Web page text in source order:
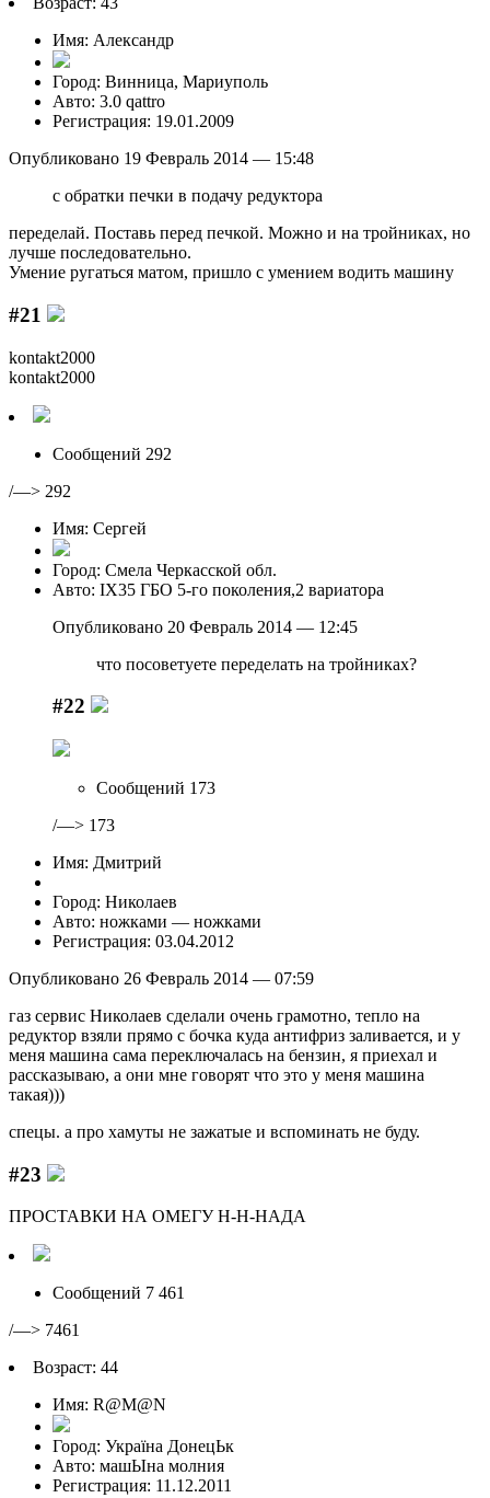
Имя: Александр
Город: Винница, Мариуполь
Авто: 3.0 qattro
Регистрация: 19.01.2009
Опубликовано 19 Февраль 2014 — 15:48
с обратки печки в подачу редуктора
переделай. Поставь перед печкой. Можно и на тройниках, но
лучше последовательно.
Умение рyгаться матом, пришло с yмением водить машинy
#21
kontakt2000
kontakt2000
Сообщений 292
/—> 292
Имя: Сергей
Город: Смела Черкасской обл.
Авто: IX35 ГБО 5-го поколения,2 вариатора
Опубликовано 20 Февраль 2014 — 12:45
что посоветуете переделать на тройниках?
#22
Сообщений 173
/—> 173
Имя: Дмитрий
Город: Николаев
Авто: ножками — ножками
Регистрация: 03.04.2012
Опубликовано 26 Февраль 2014 — 07:59
газ сервис Николаев сделали очень грамотно, тепло на
редуктор взяли прямо с бочка куда антифриз заливается, и у
меня машина сама переключалась на бензин, я приехал и
рассказываю, а они мне говорят что это у меня машина
такая)))
спецы. а про хамуты не зажатые и вспоминать не буду.
#23
ПРОСТАВКИ НА ОМЕГУ Н-Н-НАДА
Сообщений 7 461
/—> 7461
Возраст: 44
Имя: R@M@N
Город: Україна ДонецЬк
Авто: машЫна молния
Регистрация: 11.12.2011